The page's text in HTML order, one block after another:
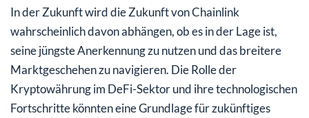
In der Zukunft wird die Zukunft von Chainlink
wahrscheinlich davon abhängen, ob es in der Lage ist,
seine jüngste Anerkennung zu nutzen und das breitere
Marktgeschehen zu navigieren. Die Rolle der
Kryptowährung im DeFi-Sektor und ihre technologischen
Fortschritte könnten eine Grundlage für zukünftiges